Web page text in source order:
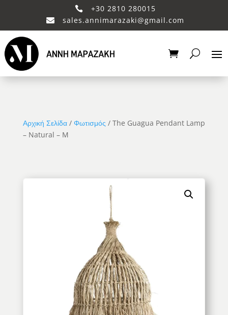
 +30 2810 280015
 sales.annimarazaki@gmail.com
Αρχική Σελίδα/ Φωτισμός / The Guagua Pendant Lamp
– Natural – M